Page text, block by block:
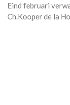
Eind februari
Ch.Kooper de la